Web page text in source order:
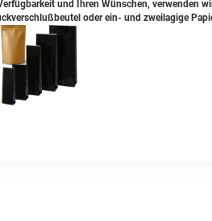
und Ihren Wünschen, verwenden
oder ein- und zweilagige